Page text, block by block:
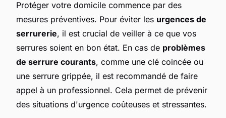
Protéger votre domicile commence par des
mesures préventives. Pour éviter les urgences de
serrurerie, il est crucial de veiller à ce que vos
serrures soient en bon état. En cas de problèmes
de serrure courants, comme une clé coincée ou
une serrure grippée, il est recommandé de faire
appel à un professionnel. Cela permet de prévenir
des situations d'urgence coûteuses et stressantes.